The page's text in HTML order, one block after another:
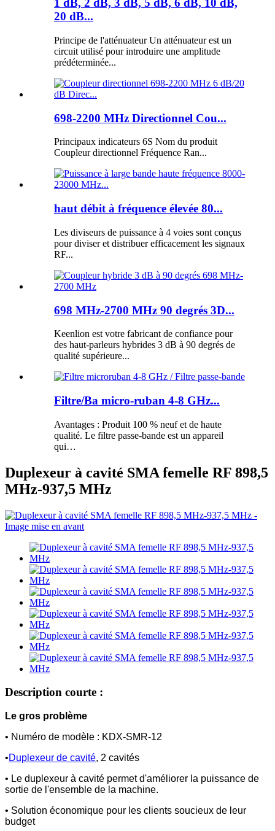
1 dB, 2 dB, 3 dB, 5 dB, 6 dB, 10 dB,
20 dB...
Principe de l'atténuateur Un atténuateur est un
circuit utilisé pour introduire une amplitude
prédéterminée...
698-2200 MHz Directionnel Cou...
Principaux indicateurs 6S Nom du produit
Coupleur directionnel Fréquence Ran...
haut débit à fréquence élevée 80...
Les diviseurs de puissance à 4 voies sont conçus
pour diviser et distribuer efficacement les signaux
RF...
698 MHz-2700 MHz 90 degrés 3D...
Keenlion est votre fabricant de confiance pour
des haut-parleurs hybrides 3 dB à 90 degrés de
qualité supérieure...
Filtre/Ba micro-ruban 4-8 GHz...
Avantages : Produit 100 % neuf et de haute
qualité. Le filtre passe-bande est un appareil
qui…
Duplexeur à cavité SMA femelle RF 898,5
MHz-937,5 MHz
Description courte :
Le gros problème
• Numéro de modèle : KDX-SMR-12
•Duplexeur de cavité, 2 cavités
• Le duplexeur à cavité permet d'améliorer la puissance de
sortie de l'ensemble de la machine.
• Solution économique pour les clients soucieux de leur
budget